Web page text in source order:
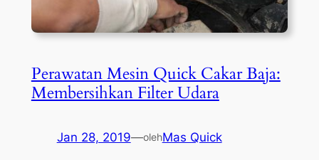
Perawatan Mesin Quick Cakar Baja:
Membersihkan Filter Udara
Jan 28, 2019—olehMas Quick